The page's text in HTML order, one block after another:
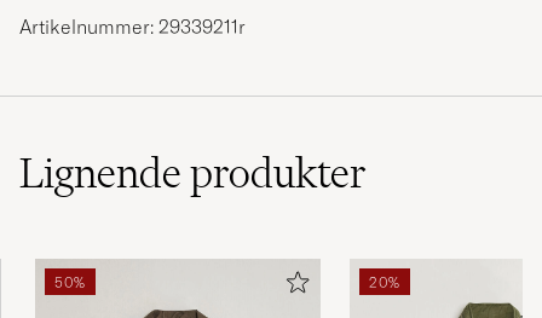
Artikelnummer: 29339211r
Lignendeprodukter
50% 20%